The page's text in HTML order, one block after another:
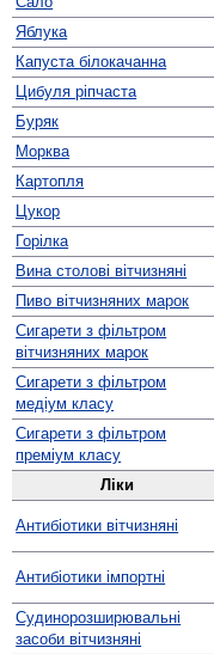
Яблука
Капуста білокачанна
Цибуля ріпчаста
Буряк
Морква
Картопля
Цукор
Горілка
Вина столові вітчизняні
Пиво вітчизняних марок
Сигарети з фільтром
вітчизняних марок
Сигарети з фільтром
медіум класу
Сигарети з фільтром
преміум класу
Ліки
Антибіотики вітчизняні
Антибіотики імпортні
Судино­розширювальні
засоби вітчизняні